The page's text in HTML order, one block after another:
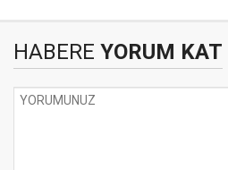
HABERE YORUM KAT